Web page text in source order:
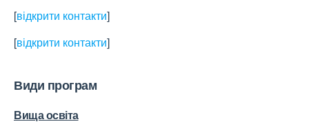
[відкрити контакти]
[відкрити контакти]
Види програм
Вища освіта